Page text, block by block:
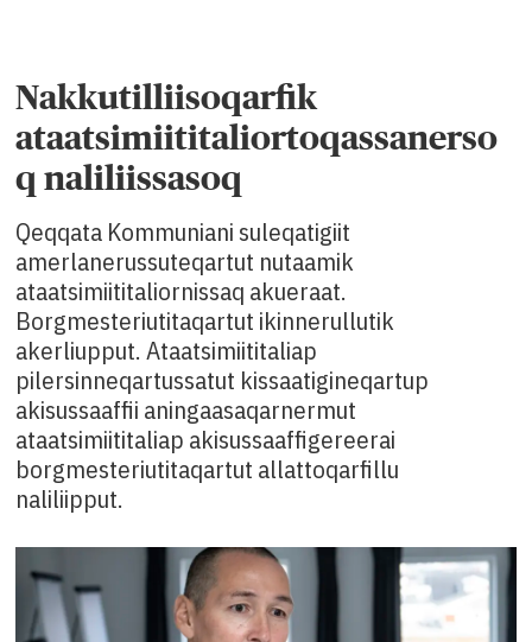
Nakkutilliisoqarfik
ataatsimiititaliortoqassanerso
q naliliissasoq
Qeqqata Kommuniani suleqatigiit
amerlanerussuteqartut nutaamik
ataatsimiititaliornissaq akueraat.
Borgmesteriutitaqartut ikinnerullutik
akerliupput. Ataatsimiititaliap
pilersinneqartussatut kissaatigineqartup
akisussaaffii aningaasaqarnermut
ataatsimiititaliap akisussaaffigereerai
borgmesteriutitaqartut allattoqarfillu
naliliipput.